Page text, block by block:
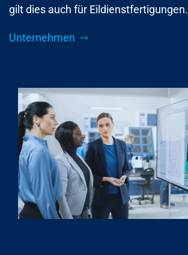
gilt dies auch für Eildienstfertigungen.
Unternehmen